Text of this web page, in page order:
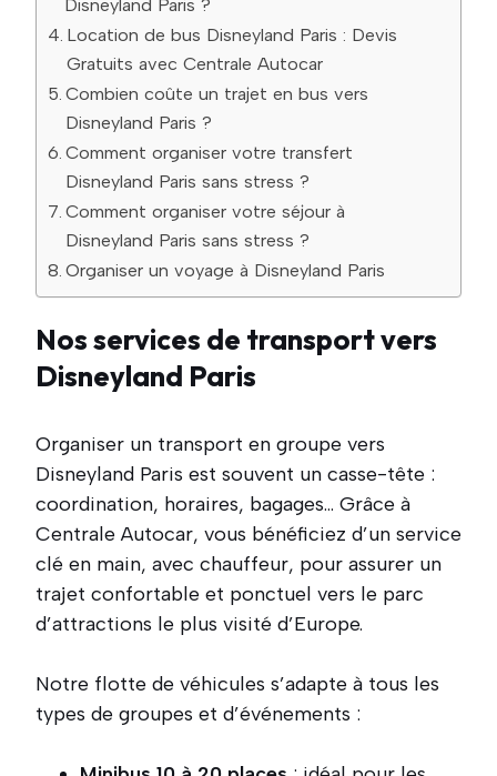
Disneyland Paris ?
Location de bus Disneyland Paris : Devis
Gratuits avec Centrale Autocar
Combien coûte un trajet en bus vers
Disneyland Paris ?
Comment organiser votre transfert
Disneyland Paris sans stress ?
Comment organiser votre séjour à
Disneyland Paris sans stress ?
Organiser un voyage à Disneyland Paris
Nos services de transport vers
Disneyland Paris
Organiser un transport en groupe vers
Disneyland Paris est souvent un casse-tête :
coordination, horaires, bagages… Grâce à
Centrale Autocar, vous bénéficiez d’un service
clé en main, avec chauffeur, pour assurer un
trajet confortable et ponctuel vers le parc
d’attractions le plus visité d’Europe.
Notre flotte de véhicules s’adapte à tous les
types de groupes et d’événements :